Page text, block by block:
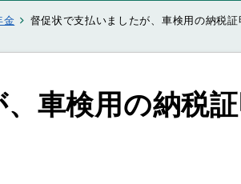
金 督促状で支払いましたが、車検用の納税
車検用の納税証